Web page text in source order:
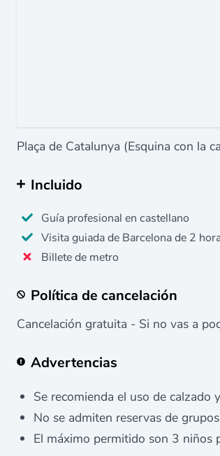
Plaça de Catalunya (Esquina con la
Incluido
Guía profesional en castellano
Visita guiada de Barcelona de 2
Billete de metro
Política de cancelación
Cancelación gratuita - Si no vas a
Advertencias
Se recomienda el uso de calzado
No se admiten reservas de
El máximo permitido son 3 niños